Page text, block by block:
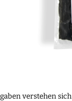
verstehen